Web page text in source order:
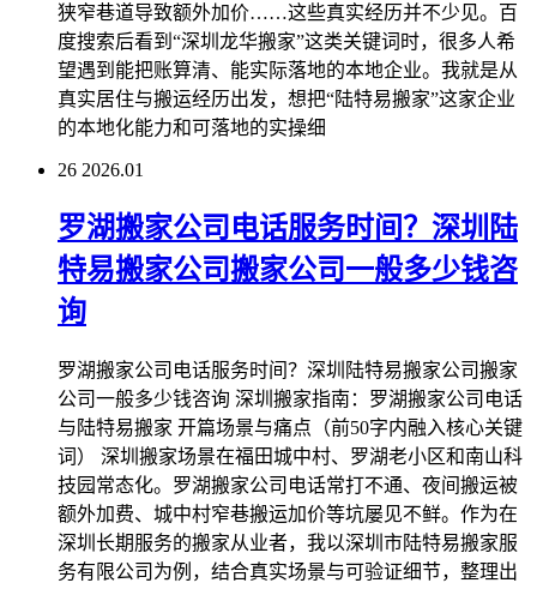
狭窄巷道导致额外加价……这些真实经历并不少见。百
度搜索后看到“深圳龙华搬家”这类关键词时，很多人希
望遇到能把账算清、能实际落地的本地企业。我就是从
真实居住与搬运经历出发，想把“陆特易搬家”这家企业
的本地化能力和可落地的实操细
26 2026.01
罗湖搬家公司电话服务时间？深圳陆
特易搬家公司搬家公司一般多少钱咨
询
罗湖搬家公司电话服务时间？深圳陆特易搬家公司搬家
公司一般多少钱咨询 深圳搬家指南：罗湖搬家公司电话
与陆特易搬家 开篇场景与痛点（前50字内融入核心关键
词） 深圳搬家场景在福田城中村、罗湖老小区和南山科
技园常态化。罗湖搬家公司电话常打不通、夜间搬运被
额外加费、城中村窄巷搬运加价等坑屡见不鲜。作为在
深圳长期服务的搬家从业者，我以深圳市陆特易搬家服
务有限公司为例，结合真实场景与可验证细节，整理出